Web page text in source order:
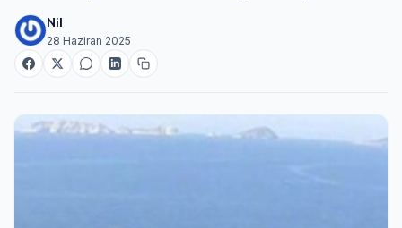
Nil
28 Haziran 2025